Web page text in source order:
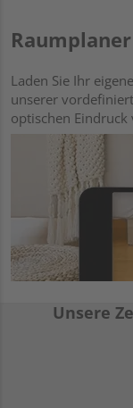
Raumplaner
Laden Sie Ihr
unserer
optischen
Unsere